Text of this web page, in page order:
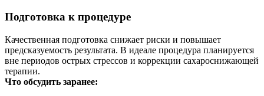
Подготовка к процедуре
Качественная подготовка снижает риски и повышает
предсказуемость результата. В идеале процедура планируется
вне периодов острых стрессов и коррекции сахароснижающей
терапии.
Что обсудить заранее: